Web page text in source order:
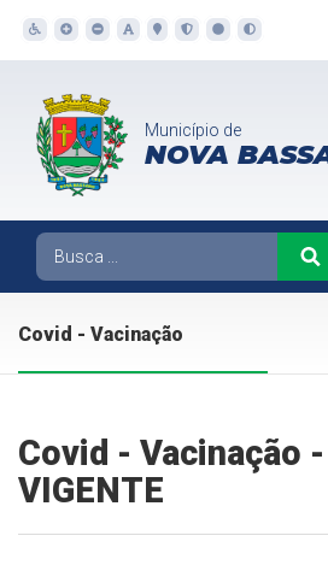
Município de
NOVA
Covid - Vacinação
Covid - Vacinação -
VIGENTE